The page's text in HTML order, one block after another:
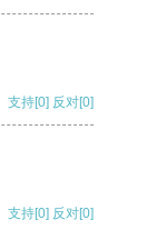
支持[0] 反对[0]
支持[0] 反对[0]